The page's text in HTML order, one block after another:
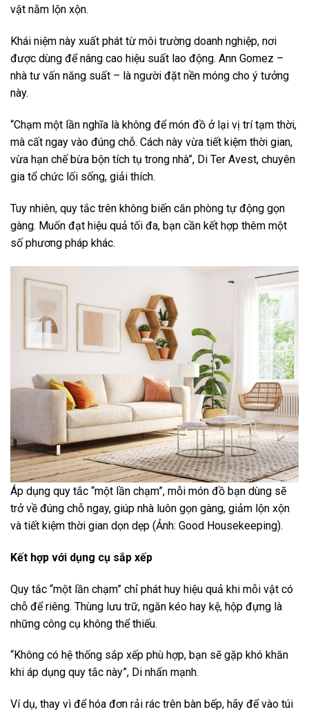
vật nằm lộn xộn.
Khái niệm này xuất phát từ môi trường doanh nghiệp, nơi
được dùng để nâng cao hiệu suất lao động. Ann Gomez –
nhà tư vấn năng suất – là người đặt nền móng cho ý tưởng
này.
“Chạm một lần nghĩa là không để món đồ ở lại vị trí tạm thời,
mà cất ngay vào đúng chỗ. Cách này vừa tiết kiệm thời gian,
vừa hạn chế bừa bộn tích tụ trong nhà”, Di Ter Avest, chuyên
gia tổ chức lối sống, giải thích.
Tuy nhiên, quy tắc trên không biến căn phòng tự động gọn
gàng. Muốn đạt hiệu quả tối đa, bạn cần kết hợp thêm một
số phương pháp khác.
Áp dụng quy tắc “một lần chạm”, mỗi món đồ bạn dùng sẽ
trở về đúng chỗ ngay, giúp nhà luôn gọn gàng, giảm lộn xộn
và tiết kiệm thời gian dọn dẹp (Ảnh: Good Housekeeping).
Kết hợp với dụng cụ sắp xếp
Quy tắc “một lần chạm” chỉ phát huy hiệu quả khi mỗi vật có
chỗ để riêng. Thùng lưu trữ, ngăn kéo hay kệ, hộp đựng là
những công cụ không thể thiếu.
“Không có hệ thống sắp xếp phù hợp, bạn sẽ gặp khó khăn
khi áp dụng quy tắc này”, Di nhấn mạnh.
Ví dụ, thay vì để hóa đơn rải rác trên bàn bếp, hãy để vào túi